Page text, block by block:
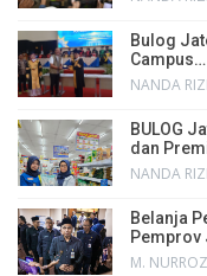
Bulog
Campus…
BULOG
dan
Belanja
Pemprov
M.